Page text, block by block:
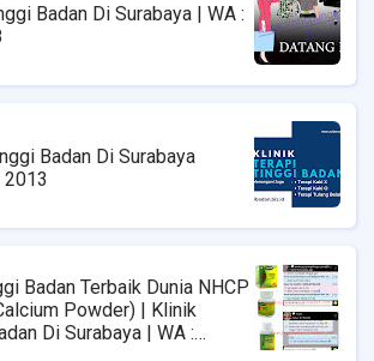
Badan Di Surabaya | WA :
Badan Di Surabaya
2013
Badan Terbaik Dunia NHCP
Powder) | Klinik
Di Surabaya | WA :